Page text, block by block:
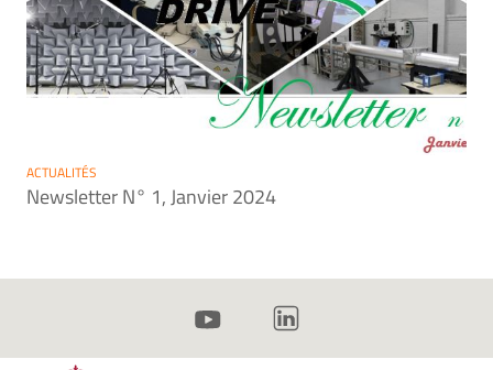
ACTUALITÉS
Newsletter N° 1, Janvier 2024